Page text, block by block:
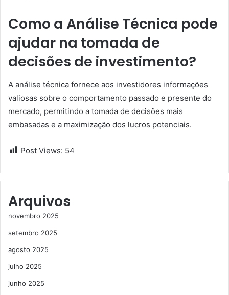
Como a Análise Técnica pode
ajudar na tomada de
decisões de investimento?
A análise técnica fornece aos investidores informações
valiosas sobre o comportamento passado e presente do
mercado, permitindo a tomada de decisões mais
embasadas e a maximização dos lucros potenciais.
Post Views: 54
Arquivos
novembro 2025
setembro 2025
agosto 2025
julho 2025
junho 2025